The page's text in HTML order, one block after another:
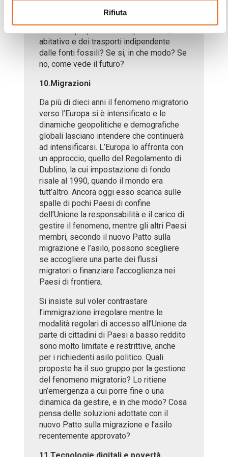
Rifiuta
nostre società ad alta intensità
abitativo e dei trasporti indipendente
dalle fonti fossili? Se si, in che modo? Se
no, come vede il futuro?
10.Migrazioni
Da più di dieci anni il fenomeno migratorio
verso l’Europa si è intensificato e le
dinamiche geopolitiche e demografiche
globali lasciano intendere che continuerà
ad intensificarsi. L’Europa lo affronta con
un approccio, quello del Regolamento di
Dublino, la cui impostazione di fondo
risale al 1990, quando il mondo era
tutt’altro. Ancora oggi esso scarica sulle
spalle di pochi Paesi di confine
dell’Unione la responsabilità e il carico di
gestire il fenomeno, mentre gli altri Paesi
membri, secondo il nuovo Patto sulla
migrazione e l’asilo, possono scegliere
se accogliere una parte dei flussi
migratori o finanziare l’accoglienza nei
Paesi di frontiera.
Si insiste sul voler contrastare
l’immigrazione irregolare mentre le
modalità regolari di accesso all’Unione da
parte di cittadini di Paesi a basso reddito
sono molto limitate e restrittive, anche
per i richiedenti asilo politico. Quali
proposte ha il suo gruppo per la gestione
del fenomeno migratorio? Lo ritiene
un’emergenza a cui porre fine o una
dinamica da gestire, e in che modo? Cosa
pensa delle soluzioni adottate con il
nuovo Patto sulla migrazione e l’asilo
recentemente approvato?